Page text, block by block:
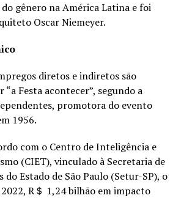
gênero na América Latina e foi
Oscar Niemeyer.
diretos e indiretos são
“a Festa acontecer”, segundo a
promotora do evento
1956.
com o Centro de Inteligência e
(CIET), vinculado à Secretaria de
do Estado de São Paulo (Setur-SP), o
R＄ 1,24 bilhão em impacto